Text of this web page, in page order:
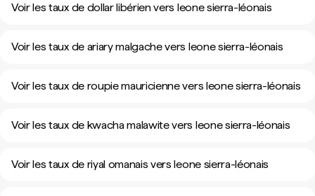
Voir les taux de dollar libérien vers leone sierra-léonais
Voir les taux de ariary malgache vers leone sierra-léonais
Voir les taux de roupie mauricienne vers leone sierra-léonais
Voir les taux de kwacha malawite vers leone sierra-léonais
Voir les taux de riyal omanais vers leone sierra-léonais